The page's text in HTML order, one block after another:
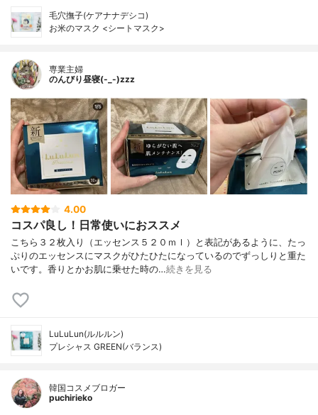
毛穴撫子(ケアナナデシコ)
お米のマスク <シートマスク>
専業主婦
のんびり昼寝(-_-)zzz
4.00
コスパ良し！日常使いにおススメ
こちら３２枚入り（エッセンス５２０ｍｌ）と表記があるように、たっ
ぷりのエッセンスにマスクがひたひたになっているのでずっしりと重た
いです。香りとかお肌に乗せた時の…続きを見る
LuLuLun(ルルルン)
プレシャス GREEN(バランス)
韓国コスメブロガー
puchirieko